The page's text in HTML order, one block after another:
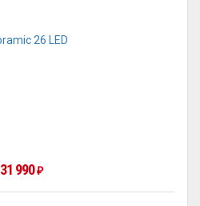
31 990 ₽